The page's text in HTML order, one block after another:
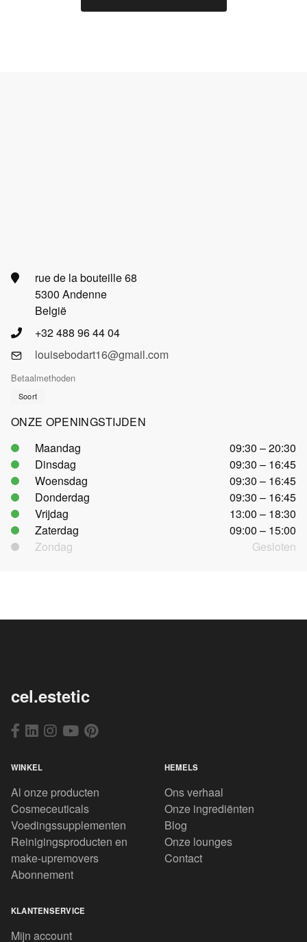
rue de la bouteille 68
5300 Andenne
België
+32 488 96 44 04
louisebodart16@gmail.com
Betaalmethoden
Soort
ONZE OPENINGSTIJDEN
Maandag
09:30 – 20:30
Dinsdag
09:30 – 16:45
Woensdag
09:30 – 16:45
Donderdag
09:30 – 16:45
Vrijdag
13:00 – 18:30
Zaterdag
09:00 – 15:00
Zondag
Gesloten
cel.estetic
WINKEL
Al onze producten
Cosmeceuticals
Voedingssupplementen
Reinigingsproducten en
make-upremovers
Abonnement
HEMELS
Ons verhaal
Onze ingrediënten
Blog
Onze lounges
Contact
KLANTENSERVICE
Mijn account